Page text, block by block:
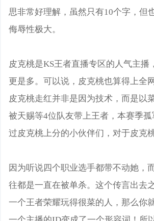
思非常好理解，虽然只有10个字，但
侮辱性极大。
皮克桃是KS王者直播专区的人气主
更是多。可以说，皮克桃也算得上全
皮克桃走红并非是因为技术，而是以
被天赐等4位队友带上王者，本赛季
过皮克桃上分的小伙伴们，对于皮克
因为听说四个职业选手都带不动她，
往都是一直在被单杀。这个传言出去
一个王者荣耀玩得很菜的人，那么你